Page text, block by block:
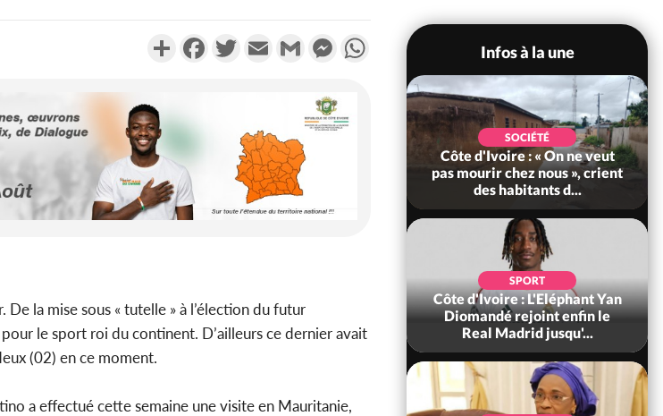
PartagerFacebookTwitterEmail Gmail MessengerWhatsApp
la mise sous « tutelle » à l’élection du futur
le sport roi du continent. D’ailleurs ce dernier avait
(02) en ce moment.
a effectué cette semaine une visite en Mauritanie,
Infos à la une
POLITIQUE
Côte d'Ivoire : Décrispation ?
Mamadou Traoré ex
conseiller de Soro a recou...
des 100 000 tonnes de cacao,
le SYNARFA-CI co...
SOCIÉTÉ
Côte d'Ivoire : « On ne veut
pas mourir chez nous », crient
des habitants d...
SPORT
Côte d'Ivoire : L'Eléphant Yan
Diomandé rejoint enfin le
Real Madrid jusqu'...